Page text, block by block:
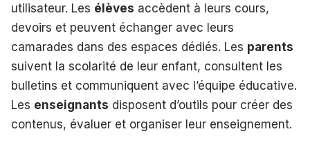
utilisateur. Les élèves accèdent à leurs cours,
devoirs et peuvent échanger avec leurs
camarades dans des espaces dédiés. Les parents
suivent la scolarité de leur enfant, consultent les
bulletins et communiquent avec l’équipe éducative.
Les enseignants disposent d’outils pour créer des
contenus, évaluer et organiser leur enseignement.